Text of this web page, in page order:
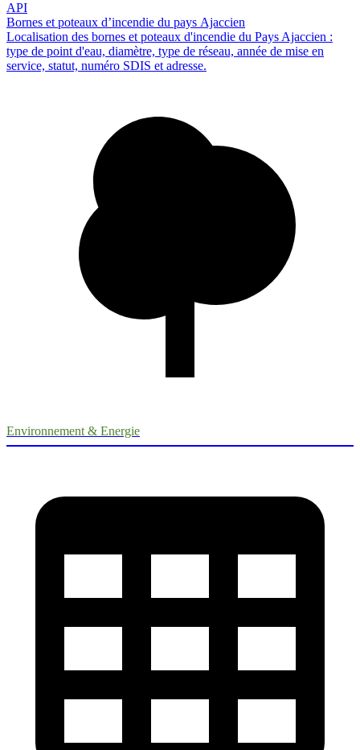
API
Bornes et poteaux d’incendie du pays Ajaccien
Localisation des bornes et poteaux d'incendie du Pays Ajaccien :
type de point d'eau, diamètre, type de réseau, année de mise en
service, statut, numéro SDIS et adresse.
Environnement & Energie